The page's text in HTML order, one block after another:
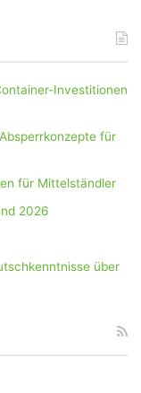
Investitionen
für
für Mittelständler
2026
über